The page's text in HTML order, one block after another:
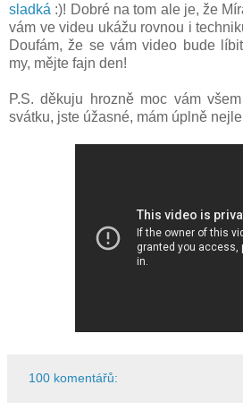
sladká :)! Dobré na tom ale je, že
vám ve videu ukážu rovnou i
Doufám, že se vám video bude
my, mějte fajn den!
P.S. děkuju hrozně moc vám
svátku, jste úžasné, mám úplně
100 komentářů: